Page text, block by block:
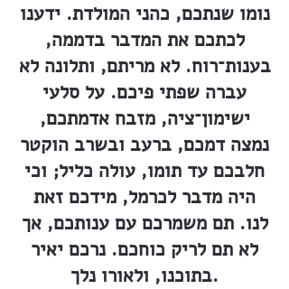
נומו שנתכם, כהני המולדת. ידענו
לכתכם את המדבר בדממה,
בענות־רוח. לא מריתם, ותלונה לא
עברה שפתי פיכם. על סלעי
ישימון־ציה, מזבח אדמתכם,
נמצה דמכם, ברעב ובשרב הוקטר
חלבכם עד תומו, עולה כליל; וכי
היה מדבר לכרמל, מידכם זאת
לנו. תם משמרכם עם ענותכם, אך
לא תם לריק כוחכם. נרכם יאיר
בתוכנו, ולאורו נלך.